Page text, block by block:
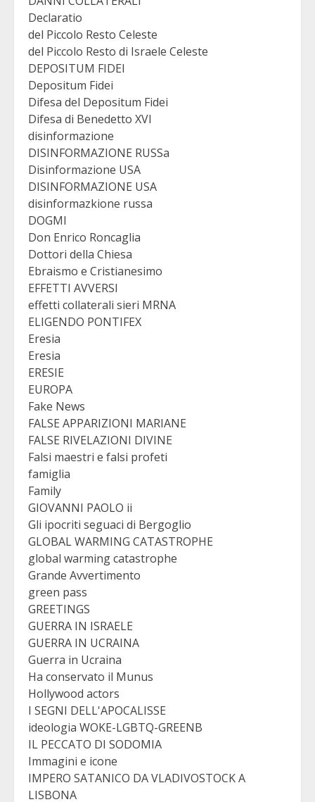
Declaratio
del Piccolo Resto Celeste
del Piccolo Resto di Israele Celeste
DEPOSITUM FIDEI
Depositum Fidei
Difesa del Depositum Fidei
Difesa di Benedetto XVI
disinformazione
DISINFORMAZIONE RUSSa
Disinformazione USA
DISINFORMAZIONE USA
disinformazkione russa
DOGMI
Don Enrico Roncaglia
Dottori della Chiesa
Ebraismo e Cristianesimo
EFFETTI AVVERSI
effetti collaterali sieri MRNA
ELIGENDO PONTIFEX
Eresia
Eresia
ERESIE
EUROPA
Fake News
FALSE APPARIZIONI MARIANE
FALSE RIVELAZIONI DIVINE
Falsi maestri e falsi profeti
famiglia
Family
GIOVANNI PAOLO ii
Gli ipocriti seguaci di Bergoglio
GLOBAL WARMING CATASTROPHE
global warming catastrophe
Grande Avvertimento
green pass
GREETINGS
GUERRA IN ISRAELE
GUERRA IN UCRAINA
Guerra in Ucraina
Ha conservato il Munus
Hollywood actors
I SEGNI DELL'APOCALISSE
ideologia WOKE-LGBTQ-GREENB
IL PECCATO DI SODOMIA
Immagini e icone
IMPERO SATANICO DA VLADIVOSTOCK A
LISBONA